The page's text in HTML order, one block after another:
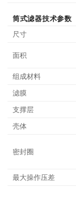
筒式滤器技术参数
尺寸
面积
组成材料
滤膜
支撑层
壳体
密封圈
最大操作压差